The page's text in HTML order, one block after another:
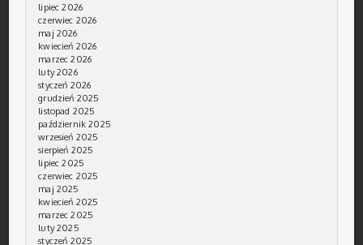
lipiec 2026
czerwiec 2026
maj 2026
kwiecień 2026
marzec 2026
luty 2026
styczeń 2026
grudzień 2025
listopad 2025
październik 2025
wrzesień 2025
sierpień 2025
lipiec 2025
czerwiec 2025
maj 2025
kwiecień 2025
marzec 2025
luty 2025
styczeń 2025